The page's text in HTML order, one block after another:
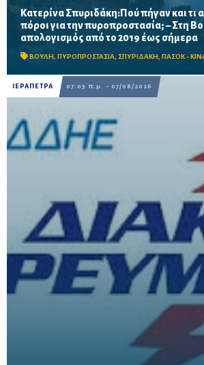
Κατερίνα Σπυριδάκη:Πού πήγαν και τι
πόροι για την πυροπροστασία; – Στη
απολογισμός από το 2019 έως σήμερα
ΒΟΥΛΗ, ΠΥΡΟΠΡΟΣΤΑΣΙΑ, ΣΠΥΡΙΔΑΚΗ, ΠΑΣΟΚ -
Το ΠΑΣΟΚ ζητά πλήρη απολογισμό των
το 2019, στοιχεία για τα προγράμματα
καθώς και απαντήσεις για προσωπικό,
ΙΕΡΑΠΕΤΡΑ 07:03 π.μ. - 07/08/2026